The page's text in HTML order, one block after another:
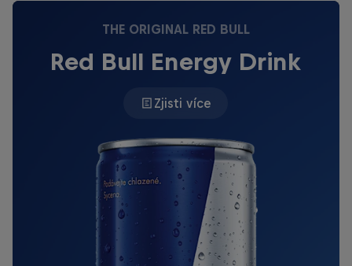
THE ORIGINAL RED BULL
Red Bull Energy Drink
Zjisti více